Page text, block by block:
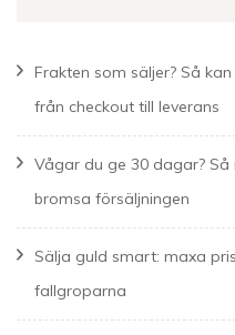
Frakten som säljer? Så
från checkout till leverans
Vågar du ge 30 dagar?
bromsa försäljningen
Sälja guld smart: maxa
fallgroparna